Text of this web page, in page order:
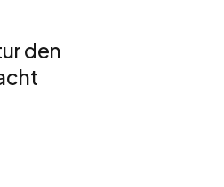
den